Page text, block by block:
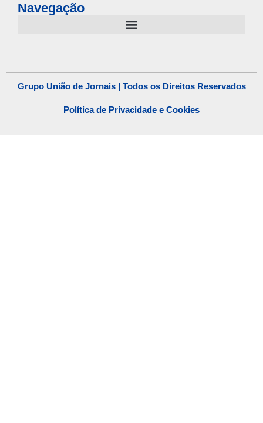
Navegação
Grupo União de Jornais | Todos os Direitos Reservados
Política de Privacidade e Cookies